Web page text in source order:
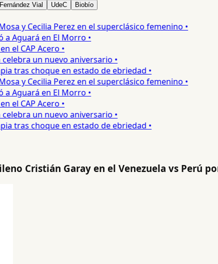
Fernández Vial UdeC Biobío
y Cecilia Perez en el superclásico femenino •
Aguará en El Morro •
CAP Acero •
un nuevo aniversario •
tras choque en estado de ebriedad •
y Cecilia Perez en el superclásico femenino •
Aguará en El Morro •
CAP Acero •
un nuevo aniversario •
tras choque en estado de ebriedad •
Cristián Garay en el Venezuela vs Perú